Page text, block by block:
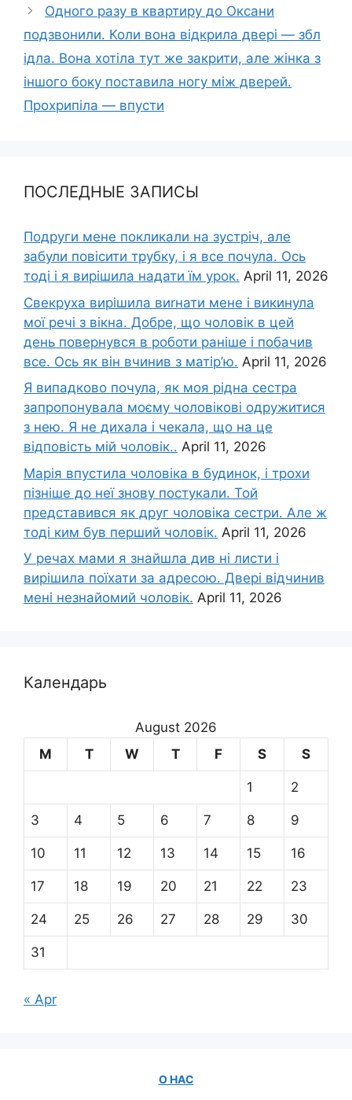
Одного разу в квартиру до Оксани
подзвонили. Коли вона відкрила двері — збл
ідла. Вона хотіла тут же закрити, але жінка з
іншого боку поставила ногу між дверей.
Прохрипіла — впусти
ПОСЛЕДНЫЕ ЗАПИСЫ
Подруги мене покликали на зустріч, але
забули повісити трубку, і я все почула. Ось
тоді і я вирішила надати їм урок. April 11, 2026
Свекруха вирішила виrнати мене і викинула
мої речі з вікна. Добре, що чоловік в цей
день повернувся в роботи раніше і побачив
все. Ось як він вчинив з матір’ю. April 11, 2026
Я випадково почула, як моя рідна сестра
запропонувала моєму чоловікові одружитися
з нею. Я не дихала і чекала, що на це
відповість мій чоловік.. April 11, 2026
Марія впустила чоловіка в будинок, і трохи
пізніше до неї знову постукали. Той
представився як друг чоловіка сестри. Але ж
тоді ким був перший чоловік. April 11, 2026
У речах мами я знайшла див ні листи і
вирішила поїхати за адресою. Двері відчинив
мені незнайомий чоловік. April 11, 2026
Календарь
August 2026
M
T W T F S S
1 2
3 4 5 6 7 8 9
10 11 12 13 14 15 16
17 18 19 20 21 22 23
24 25 26 27 28 29 30
31
« Apr
О НАС